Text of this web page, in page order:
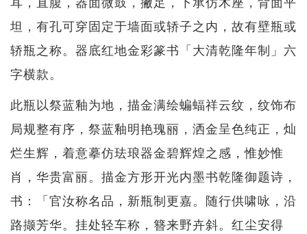
坦，有孔可穿固定于墙面或轿子之内，故有壁瓶或
轿瓶之称。器底红地金彩篆书「大清乾隆年制」六
字横款。
此瓶以祭蓝釉为地，描金满绘蝙蝠祥云纹，纹饰布
局规整有序，祭蓝釉明艳瑰丽，洒金呈色纯正，灿
烂生辉，着意摹仿珐琅器金碧辉煌之感，惟妙惟
肖，华贵富丽。描金方形开光内墨书乾隆御题诗，
书：「官汝称名品，新瓶制更嘉。随行供啸咏，沿
路撷芳华。挂处轻车称，簪来野卉斜。红尘安得